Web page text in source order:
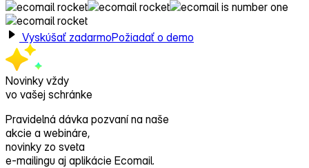
Vyskúšať zadarmoPožiadať o demo
Novinky vždy
vo vašej schránke
Pravidelná dávka pozvaní na naše
akcie a webináre,
novinky zo sveta
e‑mailingu aj aplikácie Ecomail.